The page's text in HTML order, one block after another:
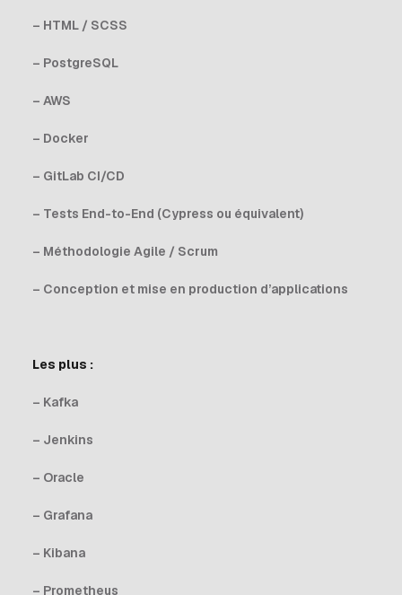
– HTML / SCSS
– PostgreSQL
– AWS
– Docker
– GitLab CI/CD
– Tests End-to-End (Cypress ou équivalent)
– Méthodologie Agile / Scrum
– Conception et mise en production d’applications
Les plus :
– Kafka
– Jenkins
– Oracle
– Grafana
– Kibana
– Prometheus